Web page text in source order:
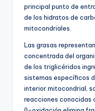
principal punto de
de los hidratos de
mitocondriales.
Las grasas
concentrada del
de los triglicéridos
sistemas específicos
interior mitocondrial,
reacciones conocidas